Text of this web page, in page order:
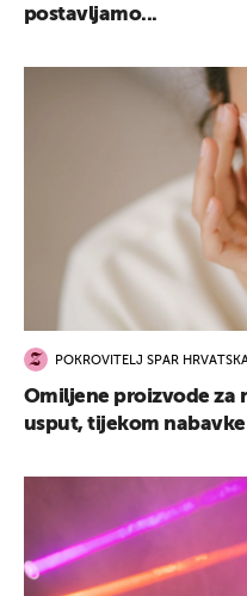
postavljamo...
POKROVITELJ SPAR
Omiljene proizvode za
usput, tijekom